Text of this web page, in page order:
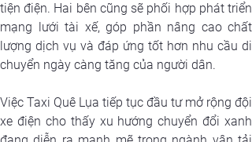
tiện điện. Hai bên cũng sẽ phối hợp phát triển
mạng lưới tài xế, góp phần nâng cao chất
lượng dịch vụ và đáp ứng tốt hơn nhu cầu di
chuyển ngày càng tăng của người dân.
Việc Taxi Quê Lụa tiếp tục đầu tư mở rộng đội
xe điện cho thấy xu hướng chuyển đổi xanh